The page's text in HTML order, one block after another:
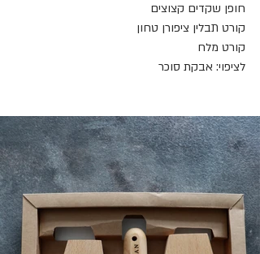
חופן שקדים קצוצים
קורט תבלין ציפורן טחון
קורט מלח
לציפוי: אבקת סוכר